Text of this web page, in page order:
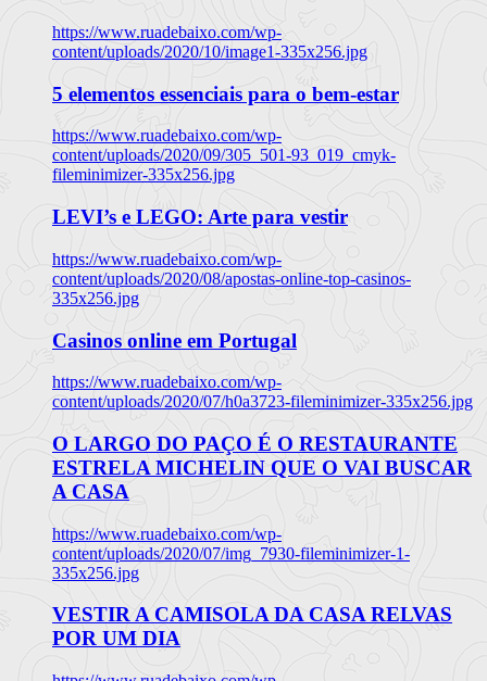
https://www.ruadebaixo.com/wp-
content/uploads/2020/10/image1-335x256.jpg
5 elementos essenciais para o bem-estar
https://www.ruadebaixo.com/wp-
content/uploads/2020/09/305_501-93_019_cmyk-
fileminimizer-335x256.jpg
LEVI’s e LEGO: Arte para vestir
https://www.ruadebaixo.com/wp-
content/uploads/2020/08/apostas-online-top-casinos-
335x256.jpg
Casinos online em Portugal
https://www.ruadebaixo.com/wp-
content/uploads/2020/07/h0a3723-fileminimizer-335x256.jpg
O LARGO DO PAÇO É O RESTAURANTE
ESTRELA MICHELIN QUE O VAI BUSCAR
A CASA
https://www.ruadebaixo.com/wp-
content/uploads/2020/07/img_7930-fileminimizer-1-
335x256.jpg
VESTIR A CAMISOLA DA CASA RELVAS
POR UM DIA